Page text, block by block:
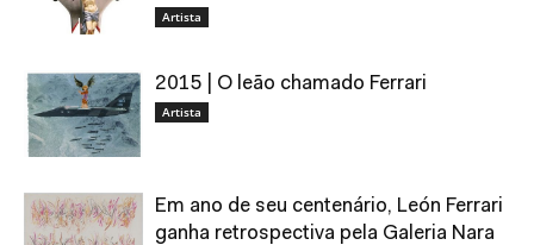
Artista
2015 | O leão chamado Ferrari
Artista
Em ano de seu centenário, León Ferrari
ganha retrospectiva pela Galeria Nara